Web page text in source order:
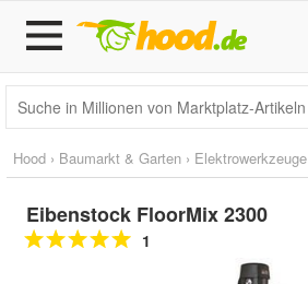
Hood › Baumarkt & Garten › Elektrowerkzeuge
Eibenstock FloorMix 2300
1